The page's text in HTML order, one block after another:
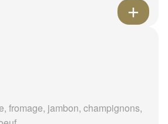
fromage, jambon, champignons,